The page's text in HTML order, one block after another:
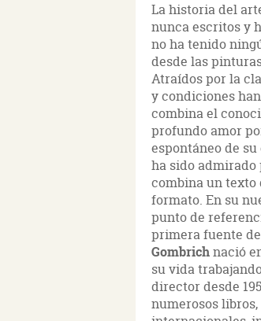
La historia del
nunca escritos y
no ha tenido
desde las
Atraídos por la
y condiciones
combina el
profundo amor
espontáneo de
ha sido admirado
combina un texto
formato. En su
punto de
primera fuente
Gombrichnació
su vida
director desde
numerosos